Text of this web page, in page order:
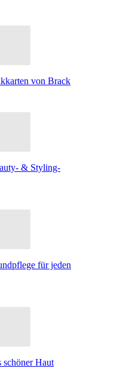
von Brack
& Styling-
für jeden
schöner Haut